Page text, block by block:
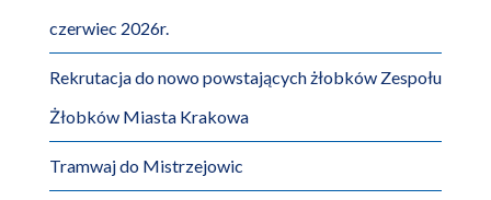
czerwiec 2026r.
Rekrutacja do nowo powstających żłobków Zespołu
Żłobków Miasta Krakowa
Tramwaj do Mistrzejowic